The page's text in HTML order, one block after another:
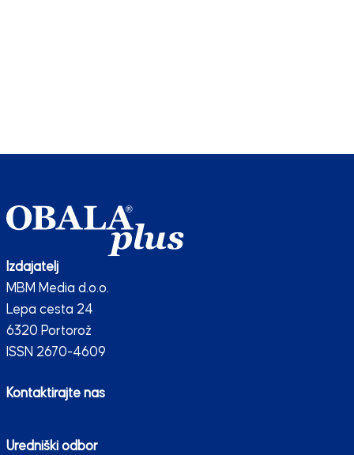
Izdajatelj
MBM Media d.o.o.
Lepa cesta 24
6320 Portorož
ISSN 2670-4609
Kontaktirajte nas
Uredniški odbor